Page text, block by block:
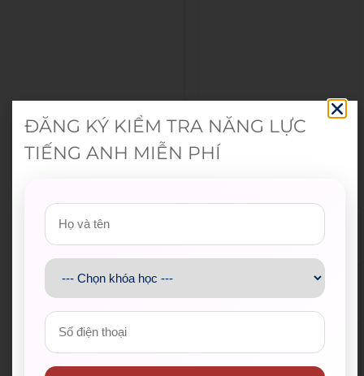
Đoàn Thanh niên Bộ Giáo d
ục và Đào tạo
m TP.HCM
Trung tâm Hỗ trợ Học sinh,
Thành Đoàn TP.HCM
Thành Đoàn TP. Thủ Đức
Hội Liên hiệp Thanh
ĐĂNG KÝ KIỂM TRA NĂNG LỰC
TIẾNG ANH MIỄN PHÍ